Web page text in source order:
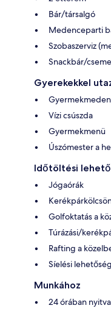
Bár/társalgó
Medenceparti
Szobaszerviz
Snackbár/
Gyerekekkel
Vízi csúszda
Gyermekmenü
Úszómester a
Időtöltési
Jógaórák
Golfoktatás a
Túrázási/
Rafting a
Síelési
Munkához
24 órában